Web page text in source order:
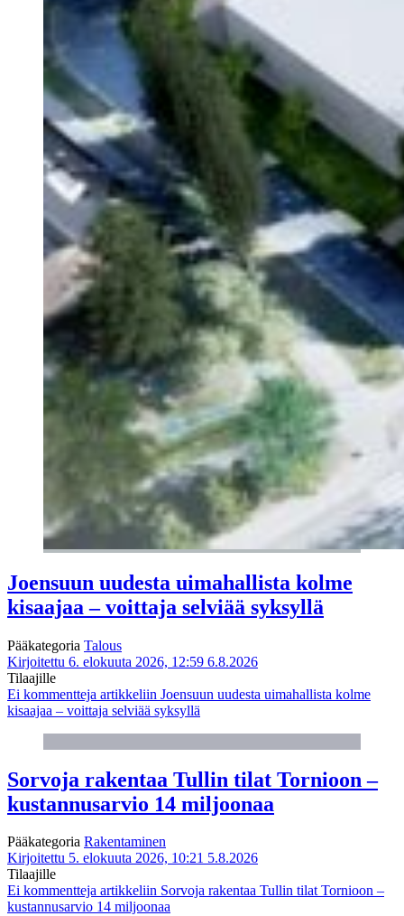
Joensuun uudesta uimahallista kolme
kisaajaa – voittaja selviää syksyllä
Pääkategoria Talous
Kirjoitettu 6. elokuuta 2026, 12:59 6.8.2026
Tilaajille
Ei kommentteja artikkeliin Joensuun uudesta uimahallista kolme
kisaajaa – voittaja selviää syksyllä
Sorvoja rakentaa Tullin tilat Tornioon –
kustannusarvio 14 miljoonaa
Pääkategoria Rakentaminen
Kirjoitettu 5. elokuuta 2026, 10:21 5.8.2026
Tilaajille
Ei kommentteja artikkeliin Sorvoja rakentaa Tullin tilat Tornioon –
kustannusarvio 14 miljoonaa